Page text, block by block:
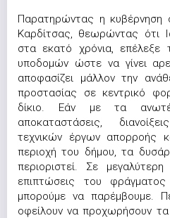
Παρατηρώντας η κυβέρνηση
Καρδίτσας, θεωρώντας ότι
στα εκατό χρόνια, επέλεξε
υποδομών ώστε να γίνει
αποφασίζει μάλλον την
προστασίας σε κεντρικό
δίκιο. Εάν με τα
αποκαταστάσεις,
τεχνικών έργων απορροής
περιοχή του δήμου, τα
περιοριστεί. Σε
επιπτώσεις του
μπορούμε να παρέμβουμε.
οφείλουν να προχωρήσουν